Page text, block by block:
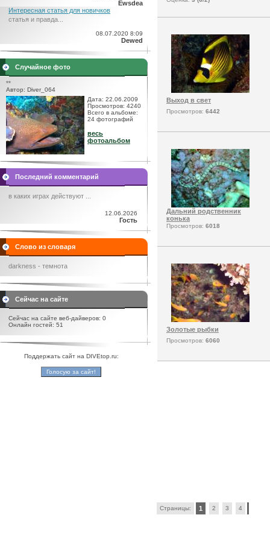
Ewsdea
Интересная статья для новичков
статья и правда...
08.07.2020 8:09
Dewed
Случайное фото
**
Автор: Diver_064
Дата: 22.06.2009
Просмотров: 4240
Всего в альбоме:
24 фотографий
весь
фотоальбом
Последний комментарий
в каких играх действуют ...
12.06.2026
Гость
Слово из словаря
darkness - темнота
Сейчас на сайте
Сейчас на сайте веб-дайверов: 0
Онлайн гостей: 51
Поддержать сайт на DIVEtop.ru:
Выход в свет
Просмотров: 6442
Дальний родственник
конька
Просмотров: 6018
Золотые рыбки
Просмотров: 6060
Страницы: 1 2 3 4